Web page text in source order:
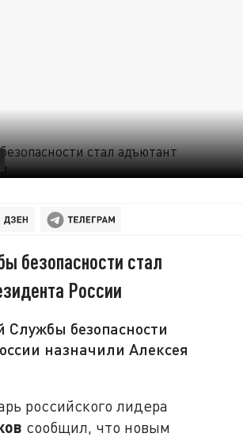
безопасности стал
России
безопасности
назначили Алексея
российского лидера
сообщил, что новым